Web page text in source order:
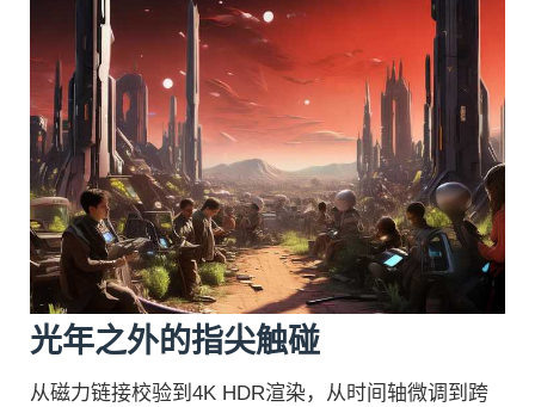
光年之外的指尖触碰
从磁力链接校验到4K HDR渲染，从时间轴微调到跨